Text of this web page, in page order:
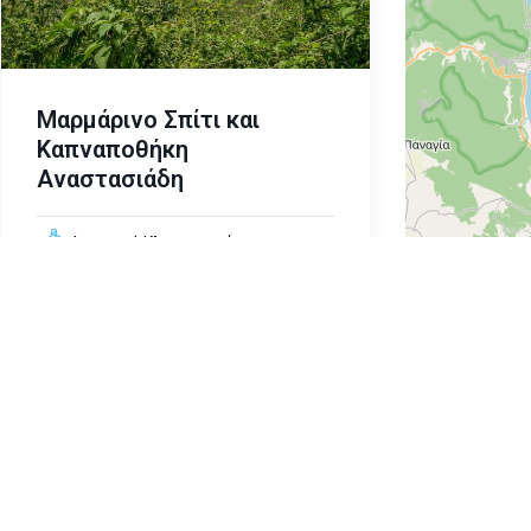
Μαρμάρινο Σπίτι και
Καπναποθήκη
Αναστασιάδη
Ιστορική Κληρονομιά